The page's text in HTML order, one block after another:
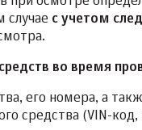
случае с учетом
во время
его номера, а
средства (VIN-